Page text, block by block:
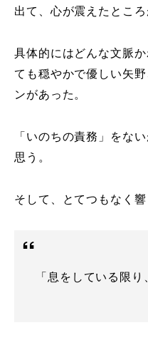
出て、心が震えたところ
具体的にはどんな文脈
ても穏やかで優しい矢
ンがあった。
「いのちの責務」をな
思う。
そして、とてつもなく響
「息をしている限り